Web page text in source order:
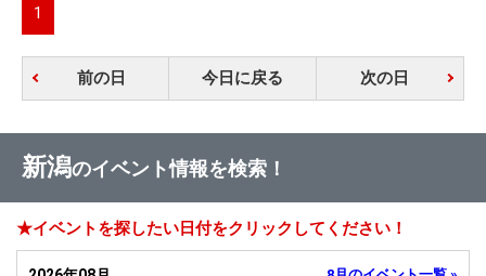
1
前の日 今日に戻る 次の日
新潟のイベント情報を検索！
★イベントを探したい日付をクリックしてください！